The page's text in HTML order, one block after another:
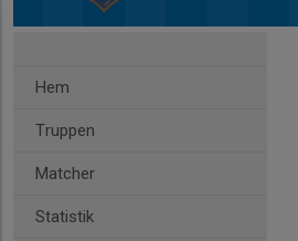
Hem
Truppen
Matcher
Statistik